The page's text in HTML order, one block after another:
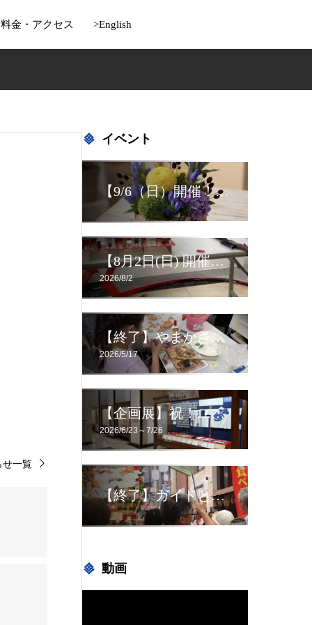
料金・アクセス >English
せ一覧
イベント
【9/6（日）開催！】重陽アレンジ・華道ワークショップ
【8月2日(日) 開催！！】ふるさと館 開館記念 「夏まつり」
2026/8/2
【終了】やまかさウォーク！！【はかたっ子CLUB】
2026/5/17
【企画展】祝！ユネスコ無形文化遺産10周年 想いを伝える！ 令和8年度 博多祇園山笠展
2026/6/23～7/26
【終了】ガイドと巡る、山笠見どころ町歩き！
動画